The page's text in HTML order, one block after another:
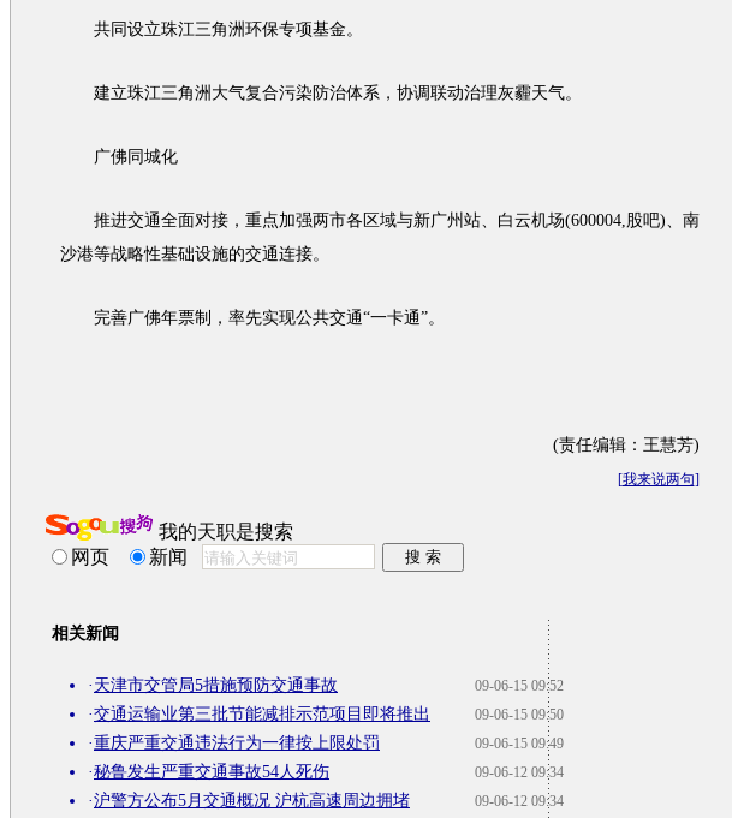
共同设立珠江三角洲环保专项基金。
建立珠江三角洲大气复合污染防治体系，协调联动治理灰霾天气。
广佛同城化
推进交通全面对接，重点加强两市各区域与新广州站、白云机场(600004,股吧)、南
沙港等战略性基础设施的交通连接。
完善广佛年票制，率先实现公共交通“一卡通”。
(责任编辑：王慧芳)
[我来说两句]
我的天职是搜索
网页
新闻
相关新闻
09-06-15 09:52
· 天津市交管局5措施预防交通事故
09-06-15 09:50
·交通运输业第三批节能减排示范项目即将推出
09-06-15 09:49
·重庆严重交通违法行为一律按上限处罚
09-06-12 09:34
·秘鲁发生严重交通事故54人死伤
09-06-12 09:34
·沪警方公布5月交通概况 沪杭高速周边拥堵